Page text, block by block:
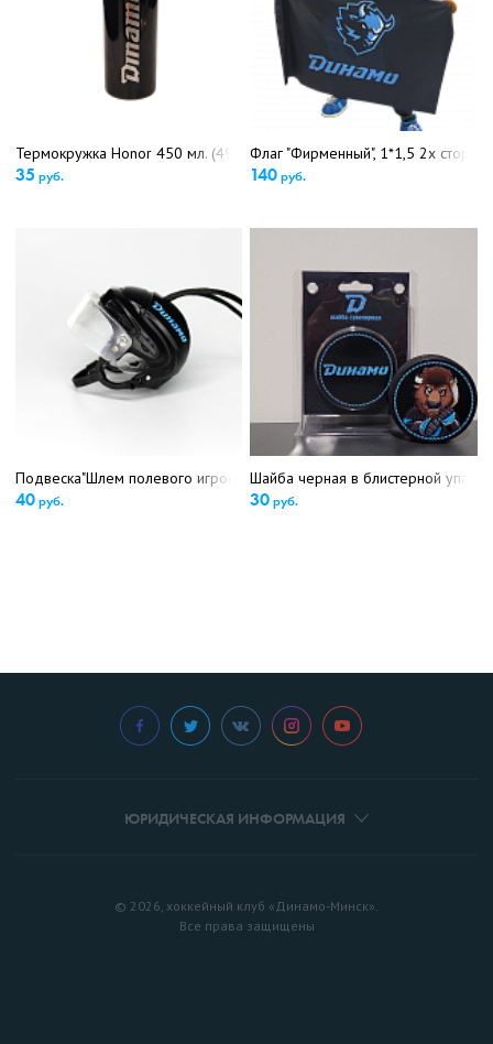
Термокружка Honor 450 мл. (4965)
35 руб.
Флаг "Фирменный", 1*1,5 2х
140 руб.
Подвеска"Шлем полевого игрока" (5259)
40руб.
Шайба черная в блистерной
30 руб.
ЮРИДИЧЕСКАЯ ИНФОРМАЦИЯ
© 2026, хоккейный клуб «Динамо-Минск».
Все права защищены